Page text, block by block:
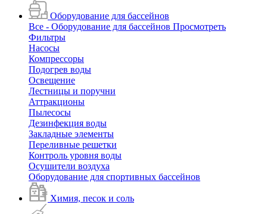
Оборудование для бассейнов
Все - Оборудование для бассейнов Просмотреть
Фильтры
Насосы
Компрессоры
Подогрев воды
Освещение
Лестницы и поручни
Аттракционы
Пылесосы
Дезинфекция воды
Закладные элементы
Переливные решетки
Контроль уровня воды
Осушители воздуха
Оборудование для спортивных бассейнов
Химия, песок и соль